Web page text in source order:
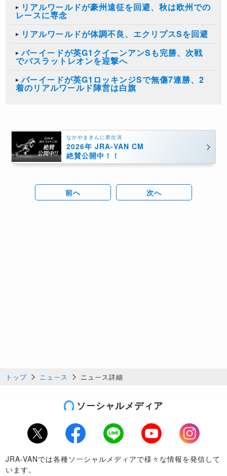
リアルワールドが豪州遠征を回避、秋は欧州での
レースに専念
リアルワールドが体調不良、エクリプスSを回避
バーイードが英G1クイーンアンSも完勝、次戦
でバスラットレオンを迎撃へ
バーイードが英G1ロッキンジSで無傷7連勝、2
着のリアルワールド陣営は白旗
なかやまきんに君出演
2026年 JRA-VAN CM
絶賛公開中！！
前へ 次へ
トップ ニュース ニュース詳細
ソーシャルメディア
Twitter Facebook LINE Youtube
Instagram
JRA-VANでは各種ソーシャルメディアで様々な情報を発信して
います。